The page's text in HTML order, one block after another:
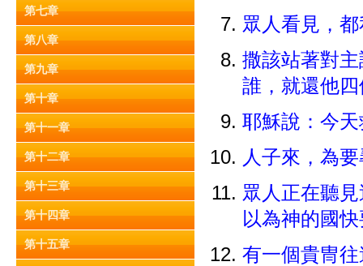
第七章
第八章
第九章
第十章
第十一章
第十二章
第十三章
第十四章
第十五章
眾人看見，
撒該站著對
誰，就還他
耶穌說：今
人子來，為
眾人正在聽
以為神的國
有一個貴冑